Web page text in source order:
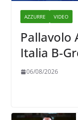
AZZURRE VIDEO
Pallavolo
Italia B-
06/08/2026